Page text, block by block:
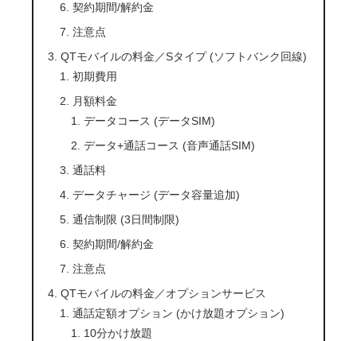
契約期間/解約金
注意点
QTモバイルの料金／Sタイプ (ソフトバンク回線)
初期費用
月額料金
データコース (データSIM)
データ+通話コース (音声通話SIM)
通話料
データチャージ (データ容量追加)
通信制限 (3日間制限)
契約期間/解約金
注意点
QTモバイルの料金／オプションサービス
通話定額オプション (かけ放題オプション)
10分かけ放題